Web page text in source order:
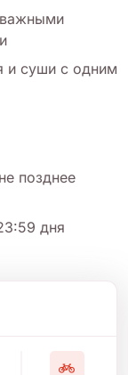
и суши с одним
позднее
дня